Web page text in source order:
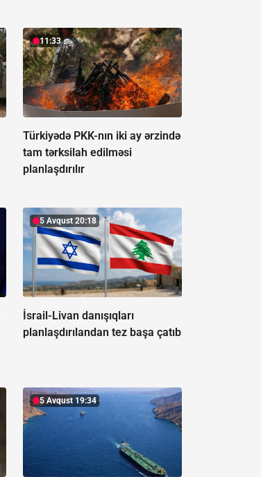
11:33
Türkiyədə PKK-nın iki ay ərzində
tam tərksilah edilməsi
planlaşdırılır
5 Avqust 20:18
İsrail-Livan danışıqları
planlaşdırılandan tez başa çatıb
5 Avqust 19:34